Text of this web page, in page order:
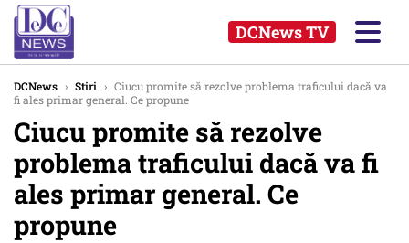
DCNews TV
DCNews › Stiri › Ciucu promite să rezolve problema traficului dacă va
fi ales primar general. Ce propune
Ciucu promite să rezolve
problema traficului dacă va fi
ales primar general. Ce
propune